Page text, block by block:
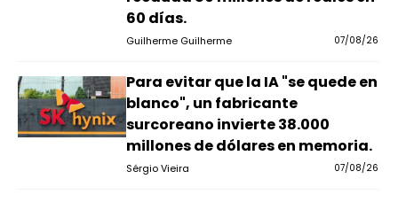
60 días.
Guilherme Guilherme 07/08/26
Para evitar que la IA "se quede en
blanco", un fabricante
surcoreano invierte 38.000
millones de dólares en memoria.
Sérgio Vieira 07/08/26